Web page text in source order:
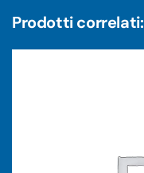
Prodotti correlati: